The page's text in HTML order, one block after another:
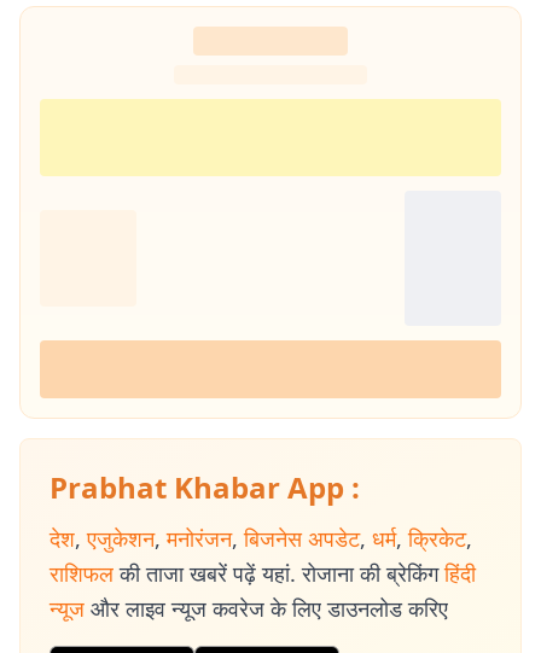
Prabhat Khabar App :
देश, एजुकेशन, मनोरंजन, बिजनेस अपडेट, धर्म, क्रिकेट,
राशिफल की ताजा खबरें पढ़ें यहां. रोजाना की ब्रेकिंग हिंदी
न्यूज और लाइव न्यूज कवरेज के लिए डाउनलोड करिए